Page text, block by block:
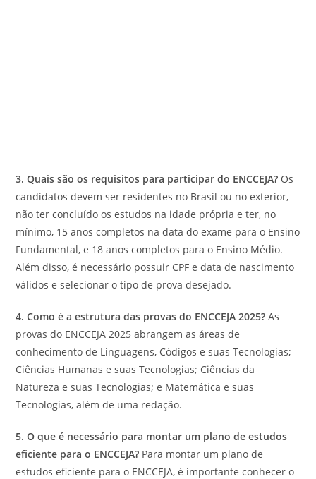
3. Quais são os requisitos para participar do ENCCEJA? Os
candidatos devem ser residentes no Brasil ou no exterior,
não ter concluído os estudos na idade própria e ter, no
mínimo, 15 anos completos na data do exame para o Ensino
Fundamental, e 18 anos completos para o Ensino Médio.
Além disso, é necessário possuir CPF e data de nascimento
válidos e selecionar o tipo de prova desejado.
4. Como é a estrutura das provas do ENCCEJA 2025? As
provas do ENCCEJA 2025 abrangem as áreas de
conhecimento de Linguagens, Códigos e suas Tecnologias;
Ciências Humanas e suas Tecnologias; Ciências da
Natureza e suas Tecnologias; e Matemática e suas
Tecnologias, além de uma redação.
5. O que é necessário para montar um plano de estudos
eficiente para o ENCCEJA? Para montar um plano de
estudos eficiente para o ENCCEJA, é importante conhecer o